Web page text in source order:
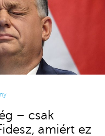
– csak
amiért ez